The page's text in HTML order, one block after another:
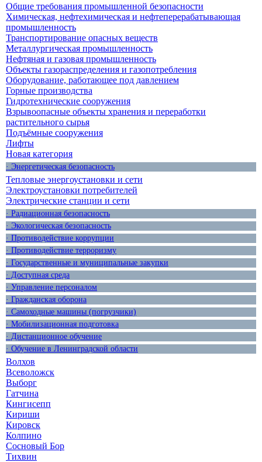
Общие требования промышленной безопасности
Химическая, нефтехимическая и нефтеперерабатывающая
промышленность
Транспортирование опасных веществ
Металлургическая промышленность
Нефтяная и газовая промышленность
Объекты газораспределения и газопотребления
Оборудование, работающее под давлением
Горные производства
Гидротехнические сооружения
Взрывоопасные объекты хранения и переработки
растительного сырья
Подъёмные сооружения
Лифты
Новая категория
· Энергетическая безопасность
Тепловые энергоустановки и сети
Электроустановки потребителей
Электрические станции и сети
· Радиационная безопасность
· Экологическая безопасность
· Противодействие коррупции
· Противодействие терроризму
· Государственные и муниципальные закупки
· Доступная среда
· Управление персоналом
· Гражданская оборона
· Самоходные машины (погрузчики)
· Мобилизационная подготовка
· Дистанционное обучение
· Обучение в Ленинградской области
Волхов
Всеволожск
Выборг
Гатчина
Кингисепп
Кириши
Кировск
Колпино
Сосновый Бор
Тихвин